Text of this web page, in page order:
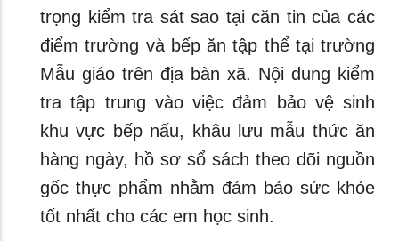
trọng kiểm tra sát sao tại căn tin của các
điểm trường và bếp ăn tập thể tại trường
Mẫu giáo trên địa bàn xã. Nội dung kiểm
tra tập trung vào việc đảm bảo vệ sinh
khu vực bếp nấu, khâu lưu mẫu thức ăn
hàng ngày, hồ sơ sổ sách theo dõi nguồn
gốc thực phẩm nhằm đảm bảo sức khỏe
tốt nhất cho các em học sinh.